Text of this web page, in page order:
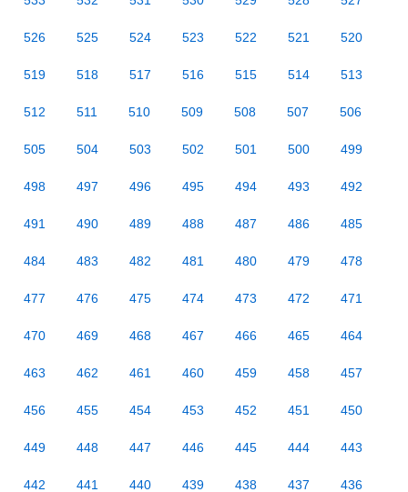
526 525 524 523 522 521 520
519 518 517 516 515 514 513
512 511 510 509 508 507 506
505 504 503 502 501 500 499
498 497 496 495 494 493 492
491 490 489 488 487 486 485
484 483 482 481 480 479 478
477 476 475 474 473 472 471
470 469 468 467 466 465 464
463 462 461 460 459 458 457
456 455 454 453 452 451 450
449 448 447 446 445 444 443
442 441 440 439 438 437 436